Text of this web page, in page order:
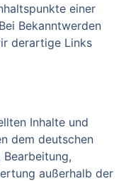
einer
Bekanntwerden
derartige Links
Inhalte und
dem deutschen
außerhalb der